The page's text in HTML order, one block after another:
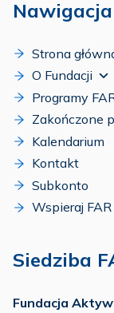
Nawigacja
Strona
O Fundacji
Programy
Zakończone
Kalendarium
Kontakt
Subkonto
Wspieraj FAR
Siedziba
Fundacja